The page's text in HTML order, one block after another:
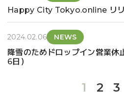
Happy City Tokyo.online リ
2024.02.06 NEWS
降雪のためドロップイン営業
6日）
1 2 3